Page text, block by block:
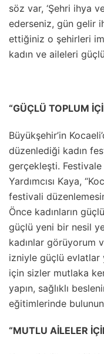
söz var, ‘Şehri ihya
ederseniz, gün gelir
ettiğiniz o şehirleri
kadın ve aileleri güçlü
“GÜÇLÜ TOPLUM
Büyükşehir’in
düzenlediği kadın
gerçekleşti. Festivale
Yardımcısı Kaya,
festivali
Önce kadınların
güçlü yeni bir nesil
kadınlar görüyorum
izniyle güçlü evlatlar
için sizler mutlaka
yapın, sağlıklı
eğitimlerinde
“MUTLU AİLELER